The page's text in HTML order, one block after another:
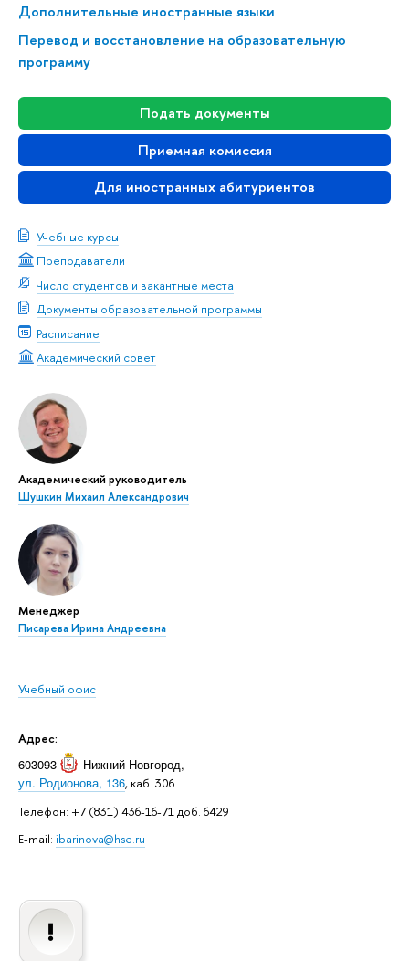
Дополнительные иностранные языки
Перевод и восстановление на образовательную
программу
Подать документы
Приемная комиссия
Для иностранных абитуриентов
Учебные курсы
Преподаватели
Число студентов и вакантные места
Документы образовательной программы
Расписание
Академический совет
Академический руководитель
Шушкин Михаил Александрович
Менеджер
Писарева Ирина Андреевна
Учебный офис
Адрес:
603093 Нижний Новгород,
ул. Родионова, 136, каб. 306
Телефон: +7 (831) 436-16-71 доб. 6429
E-mail: ibarinova@hse.ru